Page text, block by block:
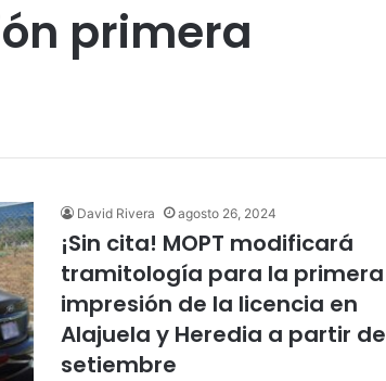
primera
David Rivera agosto 26, 2024
¡Sin cita! MOPT modificará
tramitología para la primera
impresión de la licencia en
Alajuela y Heredia a partir de
setiembre